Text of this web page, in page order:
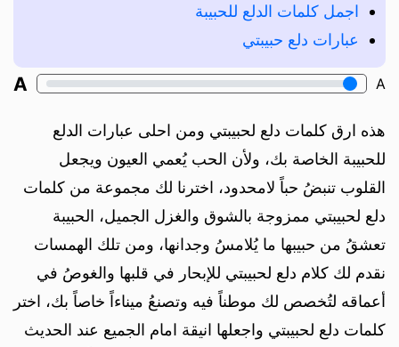
اجمل كلمات الدلع للحبيبة
عبارات دلع حبيبتي
A
A
هذه ارق كلمات دلع لحبيبتي ومن احلى عبارات الدلع
للحبيبة الخاصة بك، ولأن الحب يُعمي العيون ويجعل
القلوب تنبضُ حباً لامحدود، اخترنا لك مجموعة من كلمات
دلع لحبيبتي ممزوجة بالشوق والغزل الجميل، الحبيبة
تعشقُ من حبيبها ما يُلامسُ وجدانها، ومن تلك الهمسات
نقدم لك كلام دلع لحبيبتي للإبحار في قلبها والغوصُ في
أعماقه لتُخصص لك موطناً فيه وتصنعُ ميناءاً خاصاً بك، اختر
كلمات دلع لحبيبتي واجعلها انيقة امام الجميع عند الحديث